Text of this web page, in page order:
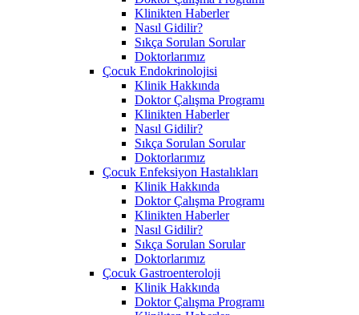
Klinikten Haberler
Nasıl Gidilir?
Sıkça Sorulan Sorular
Doktorlarımız
Çocuk Endokrinolojisi
Klinik Hakkında
Doktor Çalışma Programı
Klinikten Haberler
Nasıl Gidilir?
Sıkça Sorulan Sorular
Doktorlarımız
Çocuk Enfeksiyon Hastalıkları
Klinik Hakkında
Doktor Çalışma Programı
Klinikten Haberler
Nasıl Gidilir?
Sıkça Sorulan Sorular
Doktorlarımız
Çocuk Gastroenteroloji
Klinik Hakkında
Doktor Çalışma Programı